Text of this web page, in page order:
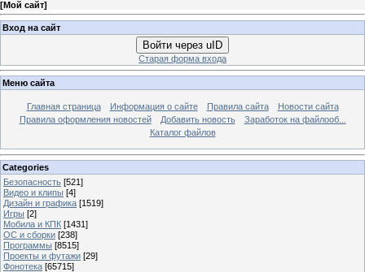
[Мой сайт]
Вход на сайт
Войти через uID
Старая форма входа
Меню сайта
Главная страница Информация о сайте Правила сайта
Новости сайта
Правила оформления новостей
Добавить новость
Заработок на файлооб...
Каталог файлов
Categories
Безопасность [521]
Видео и клипы [4]
Дизайн и графика [1519]
Игры [2]
Мобила и КПК [1431]
ОС и сборки [238]
Программы [8515]
Проекты и футажи [29]
Фонотека [65715]